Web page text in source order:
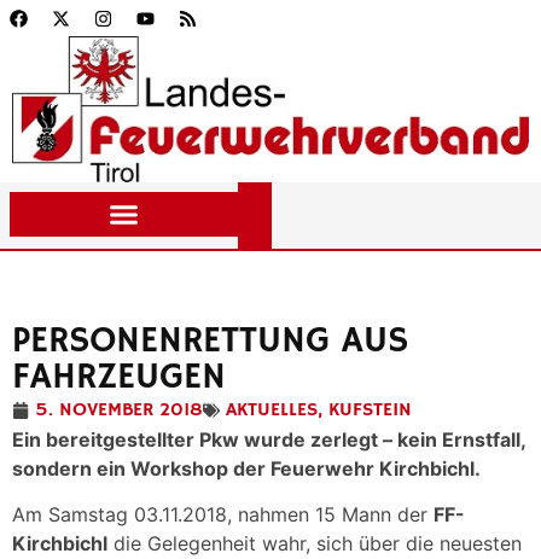
PERSONENRETTUNG AUS
FAHRZEUGEN
5. NOVEMBER 2018 AKTUELLES, KUFSTEIN
Ein bereitgestellter Pkw wurde zerlegt – kein Ernstfall,
sondern ein Workshop der Feuerwehr Kirchbichl.
Am Samstag 03.11.2018, nahmen 15 Mann der FF-
Kirchbichl die Gelegenheit wahr, sich über die neuesten